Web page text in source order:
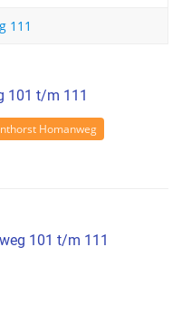
111
101 t/m 111
Homanweg
101 t/m 111